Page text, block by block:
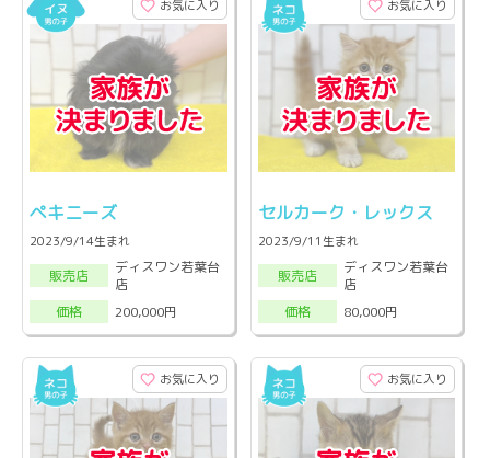
お気に入り
ペキニーズ
2023/9/14生まれ
販売店
ディスワン若葉台
店
価格
200,000円
お気に入り
セルカーク・レックス
2023/9/11生まれ
販売店
ディスワン若葉台
店
価格
80,000円
お気に入り お気に入り